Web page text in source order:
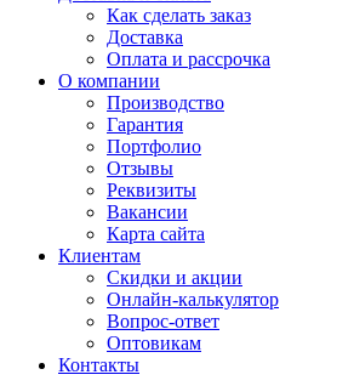
Как сделать заказ
Доставка
Оплата и рассрочка
О компании
Производство
Гарантия
Портфолио
Отзывы
Реквизиты
Вакансии
Карта сайта
Клиентам
Скидки и акции
Онлайн-калькулятор
Вопрос-ответ
Оптовикам
Контакты